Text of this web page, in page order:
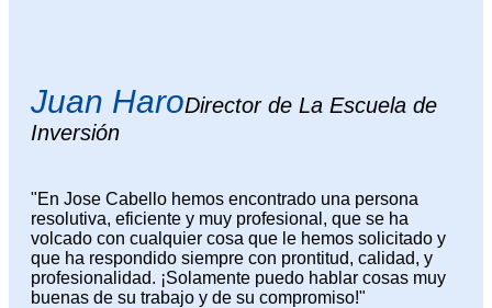
Juan HaroDirector de La Escuela de
Inversión
"En Jose Cabello hemos encontrado una persona
resolutiva, eficiente y muy profesional, que se ha
volcado con cualquier cosa que le hemos solicitado y
que ha respondido siempre con prontitud, calidad, y
profesionalidad. ¡Solamente puedo hablar cosas muy
buenas de su trabajo y de su compromiso!"